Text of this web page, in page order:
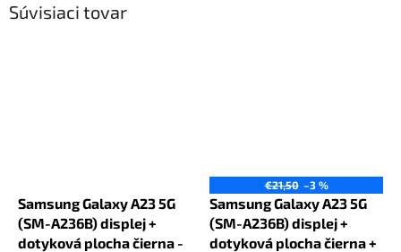
Súvisiaci tovar
Samsung Galaxy A23 5G
(SM-A236B) displej +
dotyková plocha čierna -
€21,50 –3 %
Samsung Galaxy A23 5G
(SM-A236B) displej +
dotyková plocha čierna +